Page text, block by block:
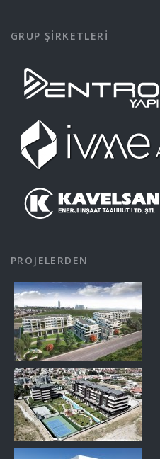
GRUP ŞİRKETLERİ
PROJELERDEN